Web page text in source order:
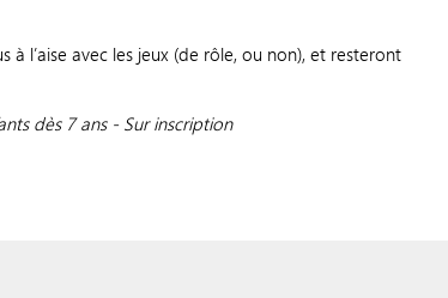
à l’aise avec les jeux (de rôle, ou non), et resteront
dès 7 ans - Sur inscription